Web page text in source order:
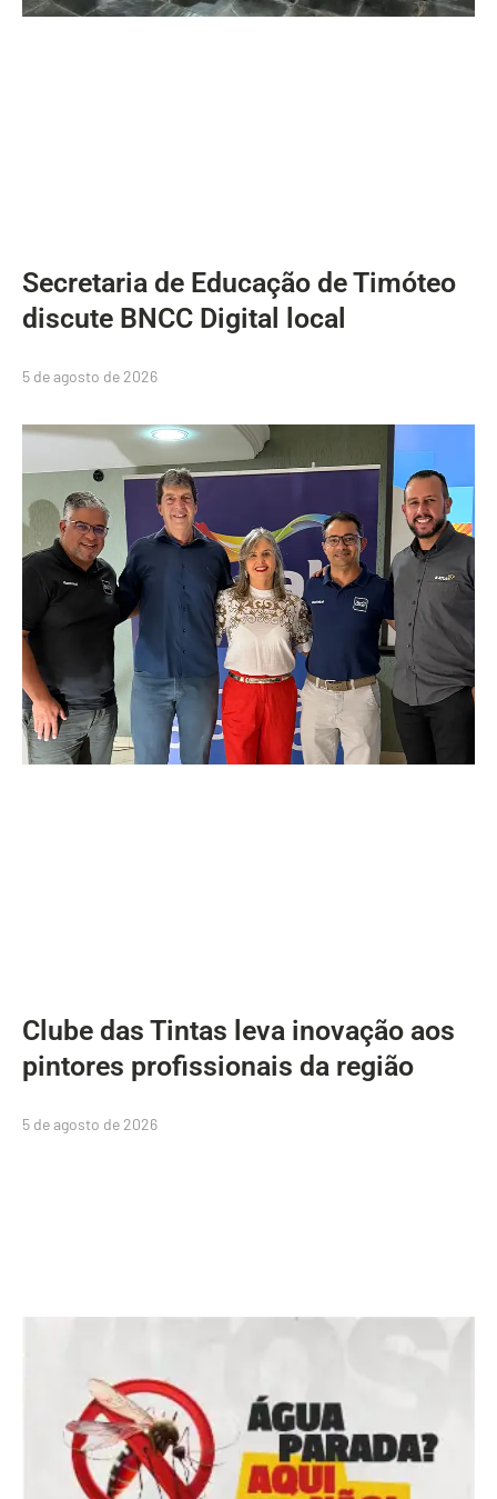
Secretaria de Educação de Timóteo
discute BNCC Digital local
5 de agosto de 2026
Clube das Tintas leva inovação aos
pintores profissionais da região
5 de agosto de 2026